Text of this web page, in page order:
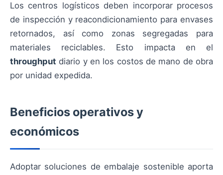
Los centros logísticos deben incorporar procesos
de inspección y reacondicionamiento para envases
retornados, así como zonas segregadas para
materiales reciclables. Esto impacta en el
throughput diario y en los costos de mano de obra
por unidad expedida.
Beneficios operativos y
económicos
Adoptar soluciones de embalaje sostenible aporta